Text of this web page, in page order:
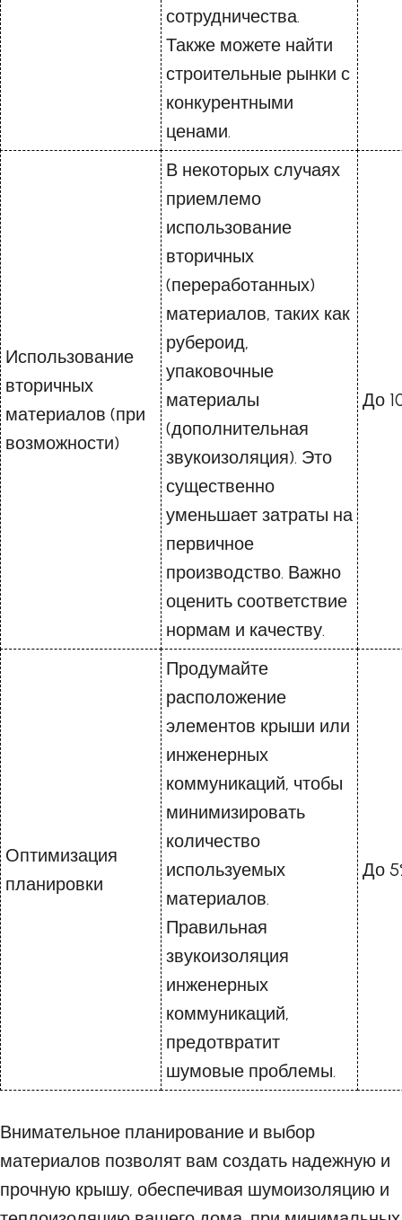
сотрудничества.
Также можете найти
строительные рынки с
конкурентными
ценами.
Использование
вторичных
материалов (при
возможности)
В некоторых случаях
приемлемо
использование
вторичных
(переработанных)
материалов, таких как
рубероид,
упаковочные
материалы
(дополнительная
звукоизоляция). Это
существенно
уменьшает затраты на
первичное
производство. Важно
оценить соответствие
нормам и качеству.
До
Оптимизация
планировки
Продумайте
расположение
элементов крыши или
инженерных
коммуникаций, чтобы
минимизировать
количество
используемых
материалов.
Правильная
звукоизоляция
инженерных
коммуникаций,
предотвратит
шумовые проблемы.
До
Внимательное планирование и выбор
материалов позволят вам создать надежную и
прочную крышу, обеспечивая шумоизоляцию и